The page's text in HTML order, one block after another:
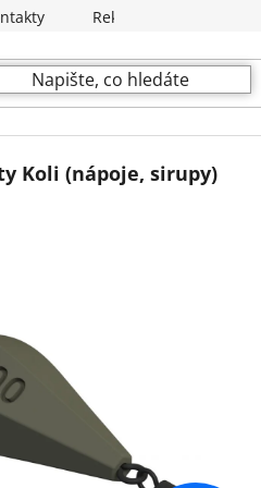
Reklamační podmínky
Koli (nápoje, sirupy)